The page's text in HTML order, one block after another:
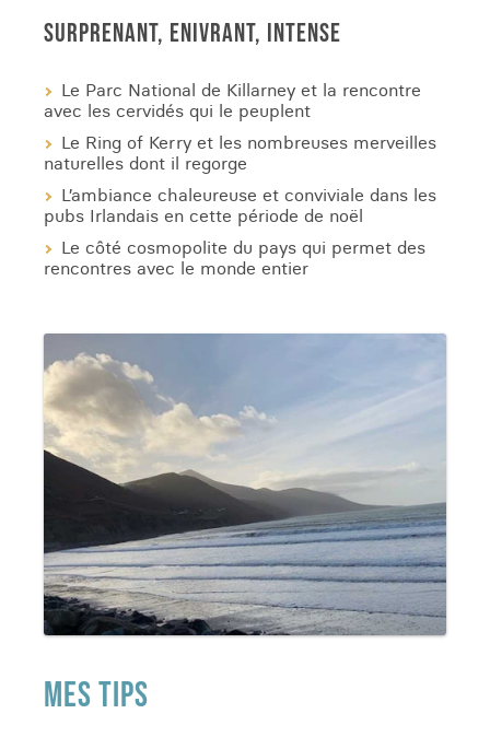
SURPRENANT, ENIVRANT, INTENSE
Le Parc National de Killarney et la rencontre
avec les cervidés qui le peuplent
Le Ring of Kerry et les nombreuses merveilles
naturelles dont il regorge
L’ambiance chaleureuse et conviviale dans les
pubs Irlandais en cette période de noël
Le côté cosmopolite du pays qui permet des
rencontres avec le monde entier
MES TIPS